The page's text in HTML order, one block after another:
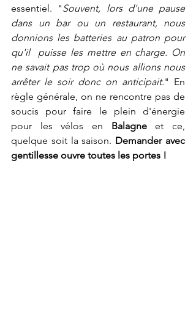
essentiel. "Souvent, lors d'une pause
dans un bar ou un restaurant, nous
donnions les batteries au patron pour
qu'il  puisse les mettre en charge. On
ne savait pas trop où nous allions nous
arrêter le soir donc on anticipait." En
règle générale, on ne rencontre pas de
soucis pour faire le plein d'énergie
pour les vélos en Balagne et ce,
quelque soit la saison. Demander avec
gentillesse ouvre toutes les portes !